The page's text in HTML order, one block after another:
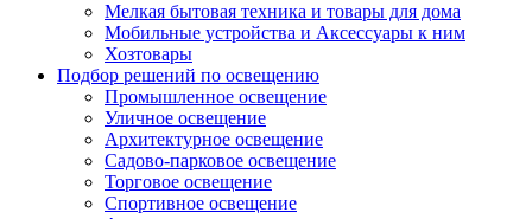
Мелкая бытовая техника и товары для дома
Мобильные устройства и Аксессуары к ним
Хозтовары
Подбор решений по освещению
Промышленное освещение
Уличное освещение
Архитектурное освещение
Садово-парковое освещение
Торговое освещение
Спортивное освещение